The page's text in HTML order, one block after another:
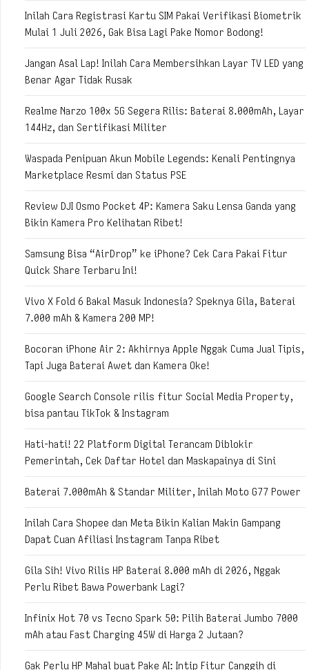
Inilah Cara Registrasi Kartu SIM Pakai Verifikasi Biometrik
Mulai 1 Juli 2026, Gak Bisa Lagi Pake Nomor Bodong!
Jangan Asal Lap! Inilah Cara Membersihkan Layar TV LED yang
Benar Agar Tidak Rusak
Realme Narzo 100x 5G Segera Rilis: Baterai 8.000mAh, Layar
144Hz, dan Sertifikasi Militer
Waspada Penipuan Akun Mobile Legends: Kenali Pentingnya
Marketplace Resmi dan Status PSE
Review DJI Osmo Pocket 4P: Kamera Saku Lensa Ganda yang
Bikin Kamera Pro Kelihatan Ribet!
Samsung Bisa “AirDrop” ke iPhone? Cek Cara Pakai Fitur
Quick Share Terbaru Ini!
Vivo X Fold 6 Bakal Masuk Indonesia? Speknya Gila, Baterai
7.000 mAh & Kamera 200 MP!
Bocoran iPhone Air 2: Akhirnya Apple Nggak Cuma Jual Tipis,
Tapi Juga Baterai Awet dan Kamera Oke!
Google Search Console rilis fitur Social Media Property,
bisa pantau TikTok & Instagram
Hati-hati! 22 Platform Digital Terancam Diblokir
Pemerintah, Cek Daftar Hotel dan Maskapainya di Sini
Baterai 7.000mAh & Standar Militer, Inilah Moto G77 Power
Inilah Cara Shopee dan Meta Bikin Kalian Makin Gampang
Dapat Cuan Afiliasi Instagram Tanpa Ribet
Gila Sih! Vivo Rilis HP Baterai 8.000 mAh di 2026, Nggak
Perlu Ribet Bawa Powerbank Lagi?
Infinix Hot 70 vs Tecno Spark 50: Pilih Baterai Jumbo 7000
mAh atau Fast Charging 45W di Harga 2 Jutaan?
Gak Perlu HP Mahal buat Pake AI: Intip Fitur Canggih di